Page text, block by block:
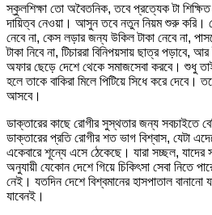
স্কুলশিক্ষা তো অবৈতনিক, তবে প্রত্যেক টা
দায়িত্ব নেওয়া। আসুন তবে নতুন নিয়ম শুরু করি।
নেবে না, কেস লড়ার জন্য উকিল টাকা নেবে না,
টাকা নিবে না, টিচাররা বিনিপয়সায় ছাত্র পড়াবে, আর
অফার ছেড়ে দেশে থেকে সমাজসেবা করবে। শুধু
হলে তাকে বাকিরা মিলে পিটিয়ে সিধে করে দেবে।
আসবে।
ডাক্তারের কাছে রোগীর সুস্থতার জন্য সবচাইতে
ডাক্তারের প্রতি রোগীর শত ভাগ বিশ্বাস, যেটা
একেবারে শূন্যে এসে ঠেকেছে। যারা সচ্ছল, যাদের
অনুযায়ী যেকোন দেশে গিয়ে চিকিৎসা সেবা নিতে
নেই। যতদিন দেশে বিশ্বমানের হাসপাতাল বানানো
যাবেনই।